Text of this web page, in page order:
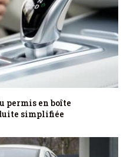
permis en boîte
simplifiée